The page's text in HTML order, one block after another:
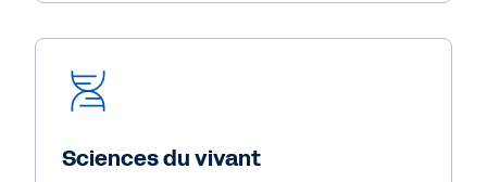
Sciences du vivant